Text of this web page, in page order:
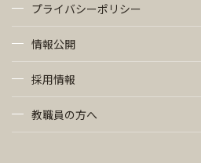
プライバシーポリシー
情報公開
採用情報
教職員の方へ